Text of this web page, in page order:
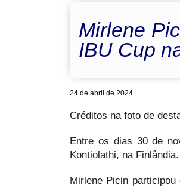
Mirlene
IBU Cup
24 de abril de 2024
Créditos na foto de
Entre os dias 30 de
Kontiolathi, na
Mirlene Picin